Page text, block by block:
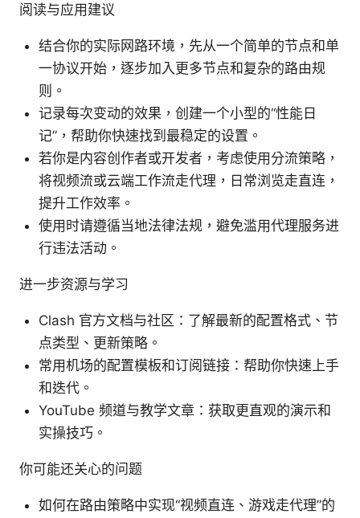
阅读与应用建议
结合你的实际网路环境，先从一个简单的节点和单
一协议开始，逐步加入更多节点和复杂的路由规
则。
记录每次变动的效果，创建一个小型的“性能日
记”，帮助你快速找到最稳定的设置。
若你是内容创作者或开发者，考虑使用分流策略，
将视频流或云端工作流走代理，日常浏览走直连，
提升工作效率。
使用时请遵循当地法律法规，避免滥用代理服务进
行违法活动。
进一步资源与学习
Clash 官方文档与社区：了解最新的配置格式、节
点类型、更新策略。
常用机场的配置模板和订阅链接：帮助你快速上手
和迭代。
YouTube 频道与教学文章：获取更直观的演示和
实操技巧。
你可能还关心的问题
如何在路由策略中实现“视频直连、游戏走代理”的